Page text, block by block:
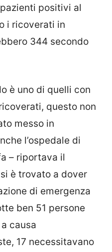
positivi al
i ricoverati in
344 secondo
è uno di quelli con
questo non
messo in
l’ospedale di
– riportava il
è trovato a dover
di emergenza
ben 51 persone
causa
17 necessitavano